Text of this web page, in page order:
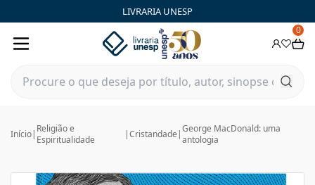
LIVRARIA UNESP
0
Início| Religião e
Espiritualidade
|Cristandade |George MacDonald: uma
antologia